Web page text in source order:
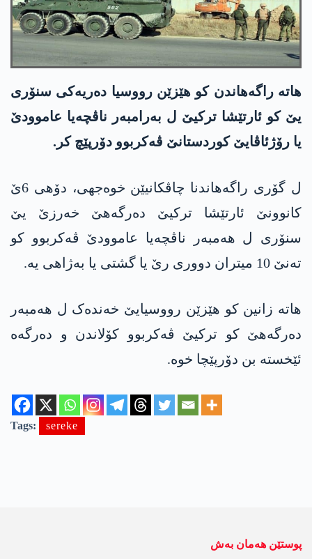
ھاتە راگەھاندن کو ھێزێن رووسیا دەریەکی سنۆری
یێ کو ئارتێشا ترکیێ ل بەرامبەر ناڤچەیا عاموودێ
یا رۆژئاڤایێ کوردستانێ ڤەکربوو دۆرپێچ کر.
ل گۆری راگەھاندنا چاڤکانیێن خوەجھی، دۆھی 6ێ
کانوونێ ئارتێشا ترکیێ دەرگەھێ خەرزێ یێ
سنۆری ل ھەمبەر ناڤچەیا عاموودێ ڤەکربوو کو
تەنێ 10 میتران دووری رێ یا گشتی یا بەژاھی یە.
ھاتە زانین کو ھێزێن رووسیایێ خەندەک ل ھەمبەر
دەرگەھێ کو ترکیێ ڤەکربوو کۆلاندن و دەرگەه
ئێخستە بن دۆرپێچا خوە.
Tags: sereke
پوستێن ھەمان بەش